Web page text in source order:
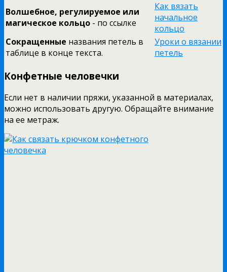
Волшебное, регулируемое или
магическое кольцо - по ссылке
Как вязать
начальное
кольцо
Сокращенные названия петель в
таблице в конце текста.
Уроки о вязании
петель
Конфетные человечки
Если нет в наличии пряжи, указанной в материалах,
можно использовать другую. Обращайте внимание
на ее метраж.